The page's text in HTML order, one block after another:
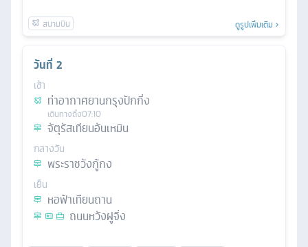
ดูรูปเพิ่มเติม
วันที่ 2
เช้า
ท่าอากาศยานกรุงปักกิ่ง
เดินทางถึง07:10
จัตุรัสเทียนอันเหมิน
กลางวัน
พระราชวังกู้กง
เย็น
หอฟ้าเทียนถาน
ถนนหวังฝูจิ่ง